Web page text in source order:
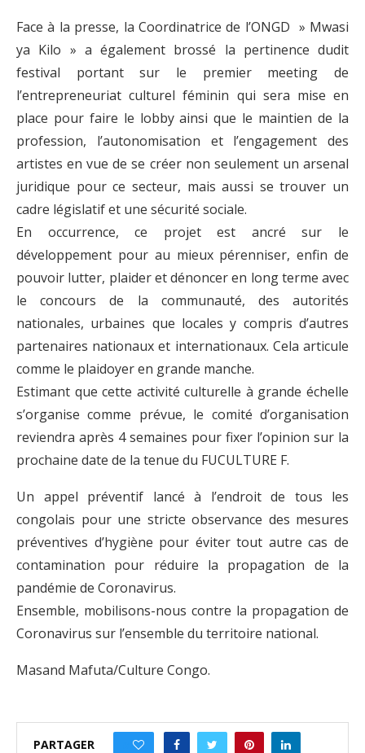
Face à la presse, la Coordinatrice de l’ONGD » Mwasi
ya Kilo » a également brossé la pertinence dudit
festival portant sur le premier meeting de
l’entrepreneuriat culturel féminin qui sera mise en
place pour faire le lobby ainsi que le maintien de la
profession, l’autonomisation et l’engagement des
artistes en vue de se créer non seulement un arsenal
juridique pour ce secteur, mais aussi se trouver un
cadre législatif et une sécurité sociale.
En occurrence, ce projet est ancré sur le
développement pour au mieux pérenniser, enfin de
pouvoir lutter, plaider et dénoncer en long terme avec
le concours de la communauté, des autorités
nationales, urbaines que locales y compris d’autres
partenaires nationaux et internationaux. Cela articule
comme le plaidoyer en grande manche.
Estimant que cette activité culturelle à grande échelle
s’organise comme prévue, le comité d’organisation
reviendra après 4 semaines pour fixer l’opinion sur la
prochaine date de la tenue du FUCULTURE F.
Un appel préventif lancé à l’endroit de tous les
congolais pour une stricte observance des mesures
préventives d’hygiène pour éviter tout autre cas de
contamination pour réduire la propagation de la
pandémie de Coronavirus.
Ensemble, mobilisons-nous contre la propagation de
Coronavirus sur l’ensemble du territoire national.
Masand Mafuta/Culture Congo.
PARTAGER